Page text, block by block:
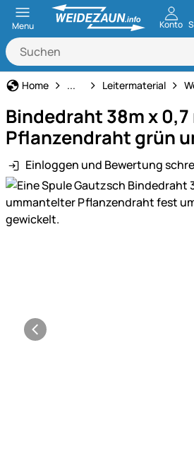
Menu Konto
Home Weidezaun
... Leitermaterial
Bindedraht 38m x 0,7
Pflanzendraht grün
Einloggen und Bewertung
Produktgalerie